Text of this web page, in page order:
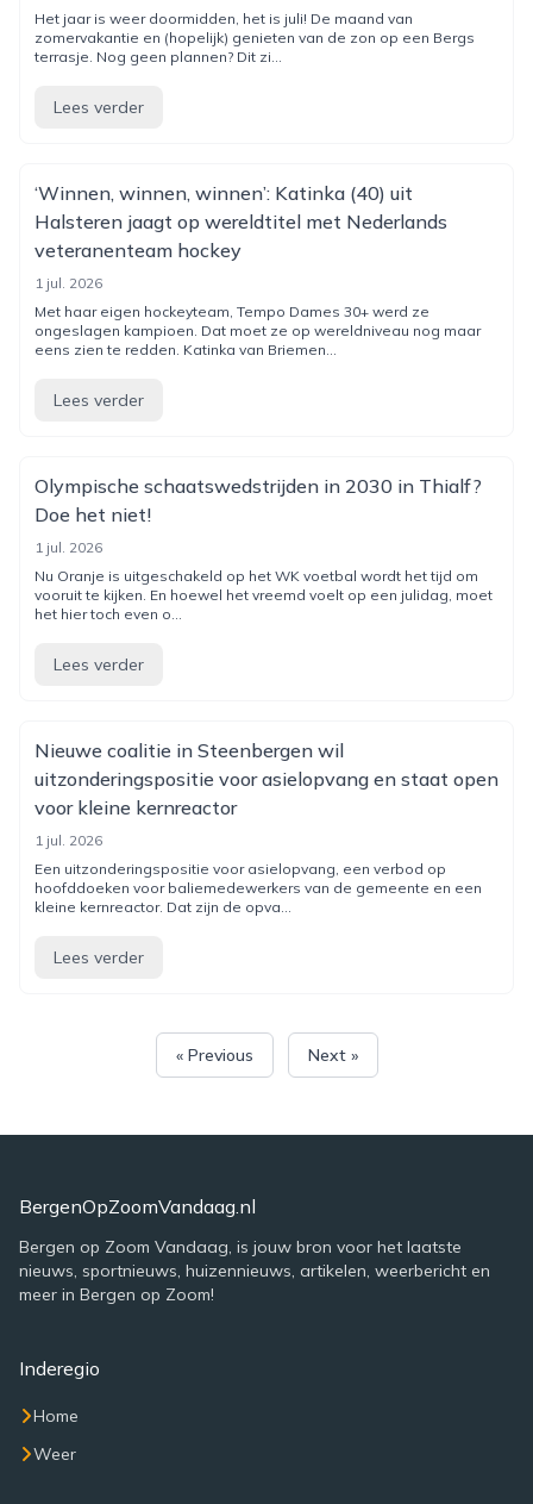
Het jaar is weer doormidden, het is juli! De maand van
zomervakantie en (hopelijk) genieten van de zon op een Bergs
terrasje. Nog geen plannen? Dit zi...
Lees verder
‘Winnen, winnen, winnen’: Katinka (40) uit
Halsteren jaagt op wereldtitel met Nederlands
veteranenteam hockey
1 jul. 2026
Met haar eigen hockeyteam, Tempo Dames 30+ werd ze
ongeslagen kampioen. Dat moet ze op wereldniveau nog maar
eens zien te redden. Katinka van Briemen...
Lees verder
Olympische schaatswedstrijden in 2030 in Thialf?
Doe het niet!
1 jul. 2026
Nu Oranje is uitgeschakeld op het WK voetbal wordt het tijd om
vooruit te kijken. En hoewel het vreemd voelt op een julidag, moet
het hier toch even o...
Lees verder
Nieuwe coalitie in Steenbergen wil
uitzonderingspositie voor asielopvang en staat open
voor kleine kernreactor
1 jul. 2026
Een uitzonderingspositie voor asielopvang, een verbod op
hoofddoeken voor baliemedewerkers van de gemeente en een
kleine kernreactor. Dat zijn de opva...
Lees verder
« Previous Next »
BergenOpZoomVandaag.nl
Bergen op Zoom Vandaag, is jouw bron voor het laatste
nieuws, sportnieuws, huizennieuws, artikelen, weerbericht en
meer in Bergen op Zoom!
Inderegio
Home
Weer